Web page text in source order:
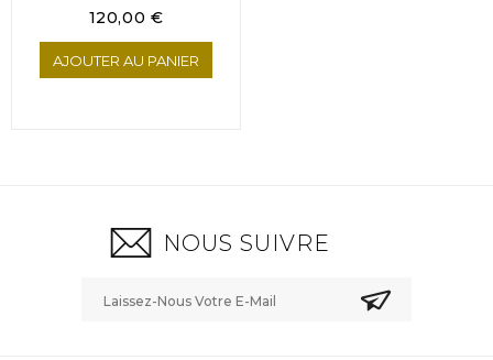
Prix
120,00 €
AJOUTER AU PANIER
NOUS SUIVRE